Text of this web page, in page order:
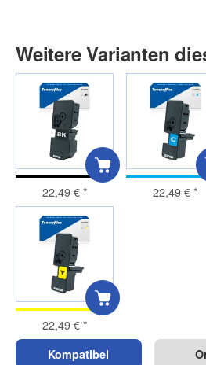
Weitere Varianten
22,49 €* 22,49 €*
22,49 €*
Kompatibel